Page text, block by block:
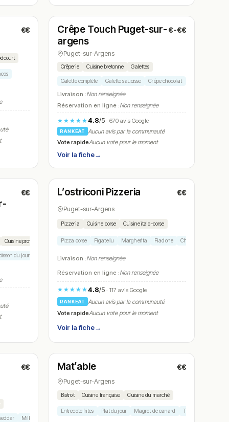
€€ N° 8
Fermé(12:00 – 22:00)
Crêpe Touch Puget-sur-
argens
€-€€
Puget-sur-Argens
Crêperie Cuisine bretonne Galettes
Galette complète Galette saucisse Crêpe chocolat
Livraison :Non renseignée
Réservation en ligne :Non renseignée
★★★★★4.8/5 · 670 avis Google
RANKEAT
Aucun avis par la communauté
Vote rapideAucun vote pour le moment
Voir la fiche→
€€
Cuisine provençale
du jour Plat du jour Mille-feuille
N° 11
Fermé(12:00 – 14:00, 18:00 – 21:30)
L’ostriconi Pizzeria €€
Puget-sur-Argens
Pizzeria Cuisine corse Cuisine italo-corse
Pizza corse Figatellu Margherita Fiadone Charcuterie corse
Livraison :Non renseignée
Réservation en ligne :Non renseignée
★★★★★4.8/5 · 117 avis Google
RANKEAT
Aucun avis par la communauté
Vote rapideAucun vote pour le moment
Voir la fiche→
€€
Milkshake
N° 14
Fermé(11:00 – 15:00, 18:00 – 22:00)
Mat’able €€
Puget-sur-Argens
Bistrot Cuisine française Cuisine du marché
Entrecote frites Plat du jour Magret de canard Tartare de boeuf